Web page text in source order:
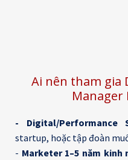
- Digital/Performance
startup, hoặc tập đoàn
- Marketer 1–5 năm kinh
Ai nên tham gia
Manager